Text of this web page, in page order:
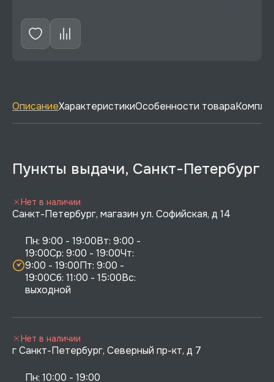
ОписаниеХарактеристикиОсобенности товара
Пункты выдачи, Санкт-Петербург
Санкт-Петербург, магазин ул. Софийская, д 14
Пн: 9:00 - 19:00Вт: 9:00 -
19:00Ср: 9:00 - 19:00Чт:
9:00 - 19:00Пт: 9:00 -
19:00Сб: 11:00 - 15:00Вс:
выходной
Нет в наличии
г Санкт-Петербург, Северный пр-кт, д 7
Пн: 10:00 - 19:00
Нет в наличии